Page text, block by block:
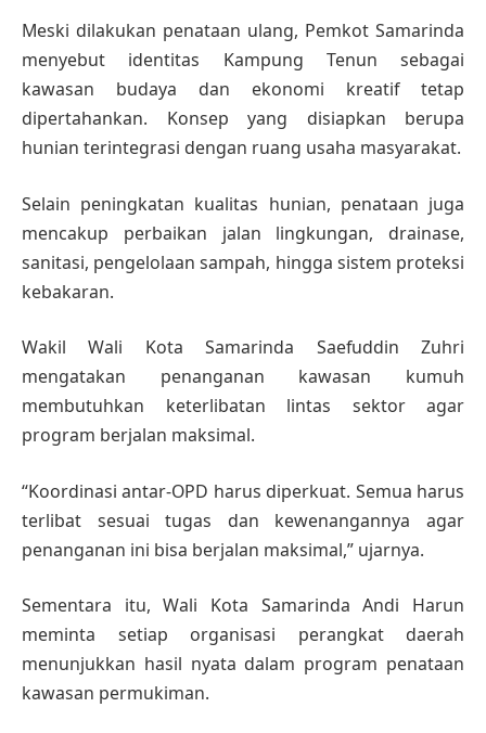
Meski dilakukan penataan ulang, Pemkot Samarinda
menyebut identitas Kampung Tenun sebagai
kawasan budaya dan ekonomi kreatif tetap
dipertahankan. Konsep yang disiapkan berupa
hunian terintegrasi dengan ruang usaha masyarakat.
Selain peningkatan kualitas hunian, penataan juga
mencakup perbaikan jalan lingkungan, drainase,
sanitasi, pengelolaan sampah, hingga sistem proteksi
kebakaran.
Wakil Wali Kota Samarinda Saefuddin Zuhri
mengatakan penanganan kawasan kumuh
membutuhkan keterlibatan lintas sektor agar
program berjalan maksimal.
“Koordinasi antar-OPD harus diperkuat. Semua harus
terlibat sesuai tugas dan kewenangannya agar
penanganan ini bisa berjalan maksimal,” ujarnya.
Sementara itu, Wali Kota Samarinda Andi Harun
meminta setiap organisasi perangkat daerah
menunjukkan hasil nyata dalam program penataan
kawasan permukiman.